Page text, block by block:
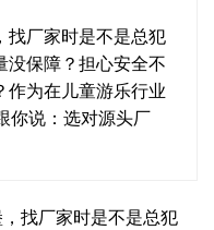
找厂家时是不是总犯
没保障？担心安全不
作为在儿童游乐行业
你说：选对源头厂
找厂家时是不是总犯